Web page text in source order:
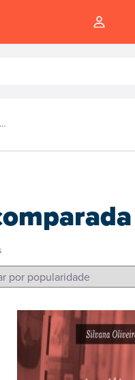
Produtos marcados como “Literatura comparada”
popularidade